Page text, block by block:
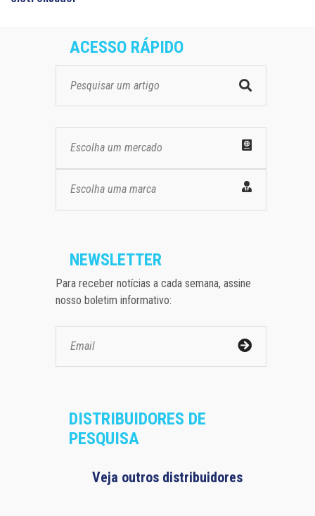
ACESSO RÁPIDO
Escolha um mercado
Escolha uma marca
NEWSLETTER
Para receber notícias a cada semana, assine
nosso boletim informativo:
DISTRIBUIDORES DE
PESQUISA
Veja outros distribuidores